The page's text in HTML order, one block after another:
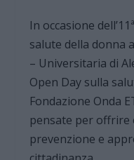
In occasione
salute della donna
– Universitaria di
Open Day sulla
Fondazione Onda
pensate per offrire
prevenzione e